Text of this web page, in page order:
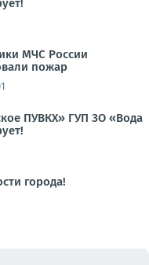
МЧС России
пожар
ПУВКХ» ГУП ЗО «Вода
города!